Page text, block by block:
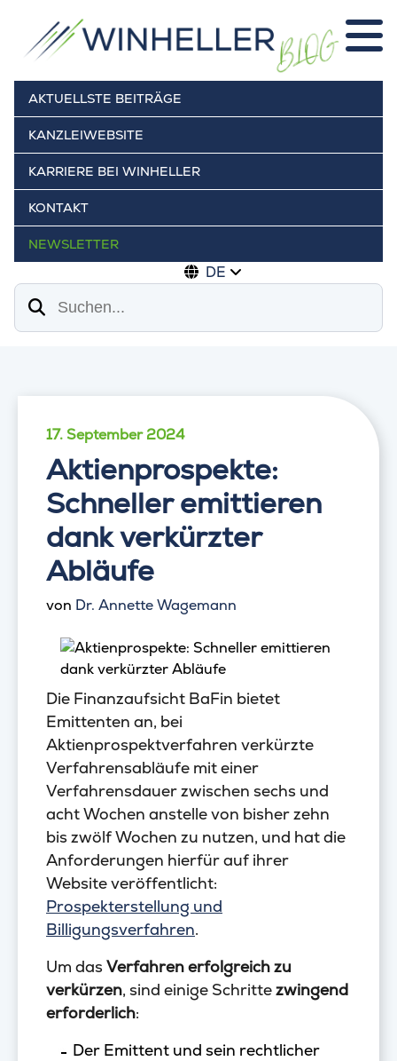
AKTUELLSTE BEITRÄGE
KANZLEIWEBSITE
KARRIERE BEI WINHELLER
KONTAKT
NEWSLETTER
DE
Suchen
17. September 2024
Aktienprospekte:
Schneller emittieren
dank verkürzter
Abläufe
von Dr. Annette Wagemann
Die Finanzaufsicht BaFin bietet
Emittenten an, bei
Aktienprospektverfahren verkürzte
Verfahrensabläufe mit einer
Verfahrensdauer zwischen sechs und
acht Wochen anstelle von bisher zehn
bis zwölf Wochen zu nutzen, und hat die
Anforderungen hierfür auf ihrer
Website veröffentlicht:
Prospekterstellung und
Billigungsverfahren.
Um dasVerfahren erfolgreich zu
verkürzen, sind einige Schrittezwingend
erforderlich:
Der Emittent und sein rechtlicher